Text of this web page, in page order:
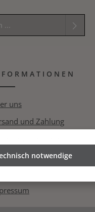
AGB gelesen und
*
der Gleichung in das
uns
und Zahlung
notwendige